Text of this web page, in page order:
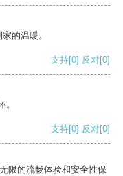
的温暖。
支持[0] 反对[0]
支持[0] 反对[0]
限的流畅体验和安全性保